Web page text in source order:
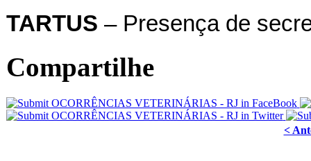
TARTUS – Presença de
Compartilhe
<